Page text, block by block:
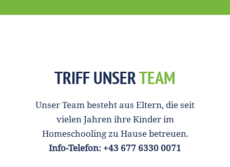
TRIFF UNSERTEAM
Unser Team besteht aus Eltern, die seit
vielen Jahren ihre Kinder im
Homeschooling zu Hause betreuen.
Info-Telefon: +43 677 6330 0071